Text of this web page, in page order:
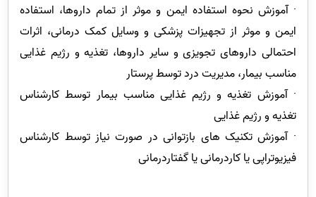
· آموزش نحوه استفاده ایمن و موثر از تمام داروها، استفاده
ایمن و موثر از تجهیزات پزشکی و وسایل کمک درمانی، اثرات
احتمالی داروهای تجویزی و سایر داروها، تغذیه و رژیم غذایی
مناسب بیمار، مدیریت درد توسط پرستار
· آموزش تغذیه و رژیم غذایی مناسب بیمار توسط کارشناس
تغذیه و رژیم غذایی
· آموزش تکنیک های بازتوانی در صورت نیاز توسط کارشناس
فیزیوتراپی یا کاردرمانی یا گفتاردرمانی